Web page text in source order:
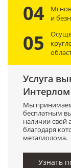
04
и
05
Услуга
Интерлом
Мы
бесплатным
наличии свой
благодаря
металлолома.
Узнать